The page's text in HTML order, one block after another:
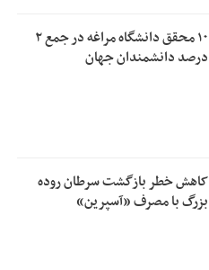
۱۰ محقق دانشگاه مراغه در جمع ۲
درصد دانشمندان جهان
کاهش خطر بازگشت سرطان روده
بزرگ با مصرف «آسپرین»